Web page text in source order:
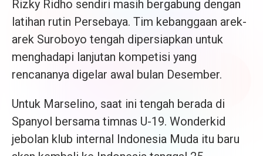
Rizky Ridho sendiri masih bergabung dengan
latihan rutin Persebaya. Tim kebanggaan arek-
arek Suroboyo tengah dipersiapkan untuk
menghadapi lanjutan kompetisi yang
rencananya digelar awal bulan Desember.
Untuk Marselino, saat ini tengah berada di
Spanyol bersama timnas U-19. Wonderkid
jebolan klub internal Indonesia Muda itu baru